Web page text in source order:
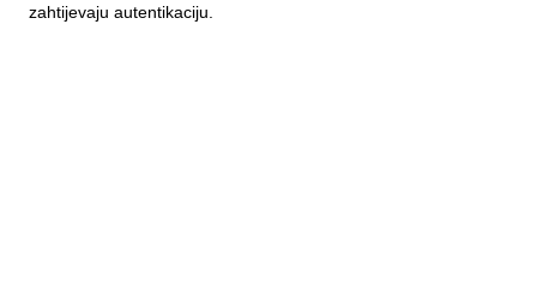
zahtijevaju autentikaciju.